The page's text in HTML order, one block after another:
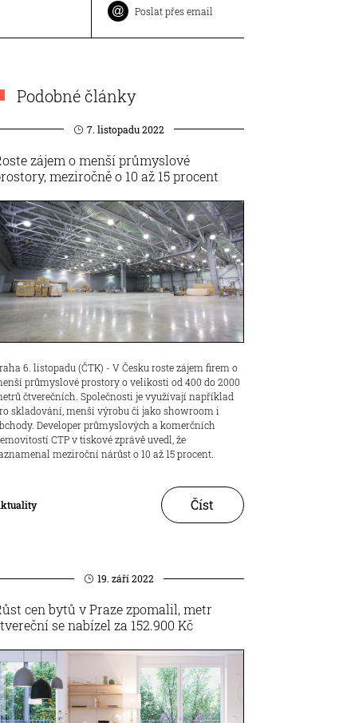
Poslat přes email
Podobné články
7. listopadu 2022
zájem o menší průmyslové
meziročně o 10 až 15 procent
6. listopadu (ČTK) - V Česku roste zájem firem o
průmyslové prostory o velikosti od 400 do 2000
čtverečních. Společnosti je využívají například
skladování, menší výrobu či jako showroom i
Developer průmyslových a komerčních
CTP v tiskové zprávě uvedl, že
meziroční nárůst o 10 až 15 procent.
Číst
19. září 2022
cen bytů v Praze zpomalil, metr
se nabízel za 152.900 Kč